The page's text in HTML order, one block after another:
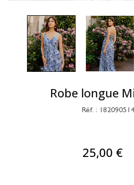
Robe longue
Réf. :
25,00 €